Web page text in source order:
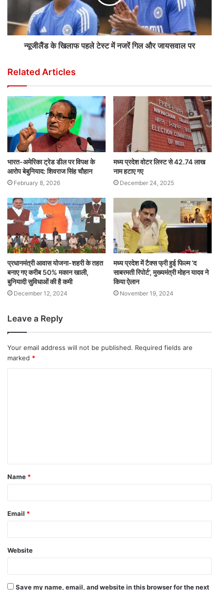
न्यूजीलैंड के खिलाफ पहले टेस्ट में नजरें गिल और जायसवाल पर
Related Articles
भारत-अमेरिका ट्रेड डील पर विपक्ष के
आरोप बेबुनियाद: शिवराज सिंह चौहान
February 8, 2026
मध्य प्रदेश वोटर लिस्ट से 42.74 लाख
नाम हटाए गए
December 24, 2025
प्रधानमंत्री आवास योजना-शहरी के तहत
बनाए गए करीब 50% मकान खाली,
बुनियादी सुविधाओं की है कमी
December 12, 2024
मध्य प्रदेश में टैक्स फ्री हुई फिल्म ‘द
साबरमती रिपोर्ट’, मुख्यमंत्री मोहन यादव ने
किया ऐलान
November 19, 2024
Leave a Reply
Your email address will not be published. Required fields are
marked *
Name *
Email *
Website
Save my name, email, and website in this browser for the next